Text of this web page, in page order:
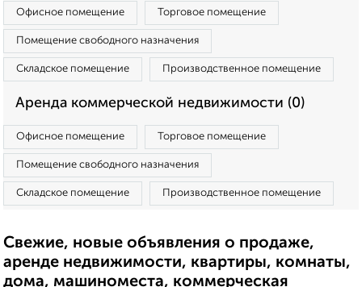
Офисное помещение Торговое помещение
Помещение свободного назначения
Складское помещение Производственное помещение
Аренда коммерческой недвижимости (0)
Офисное помещение Торговое помещение
Помещение свободного назначения
Складское помещение Производственное помещение
Свежие, новые объявления о продаже,
аренде недвижимости, квартиры, комнаты,
дома, машиноместа, коммерческая